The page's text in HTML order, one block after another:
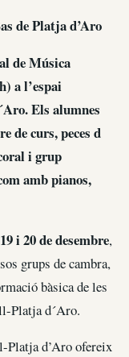
de Platja d’Aro
de Música
a l’espai
Els alumnes
de curs, peces d
i grup
amb pianos,
i 20 de desembre,
grups de cambra,
bàsica de les
Platja d´Aro.
Platja d’Aro ofereix